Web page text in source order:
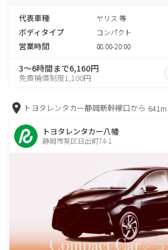
代表車種 ヤリス 等
ボディタイプ コンパクト
営業時間 08:00-20:00
3～6時間まで6,160円
免責補償制度1,100円
トヨタレンタカー静岡新幹線口から 641m
トヨタレンタカー八幡
静岡市葵区日出町74-1